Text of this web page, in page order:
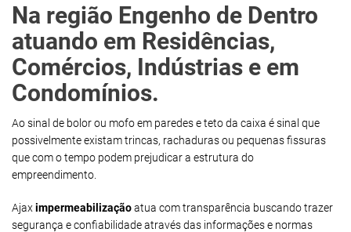
Na região Engenho de Dentro
atuando em Residências,
Comércios, Indústrias e em
Condomínios.
Ao sinal de bolor ou mofo em paredes e teto da caixa é sinal que
possivelmente existam trincas, rachaduras ou pequenas fissuras
que com o tempo podem prejudicar a estrutura do
empreendimento.
Ajaximpermeabilizaçãoatua com transparência buscando trazer
segurança e confiabilidade através das informações e normas